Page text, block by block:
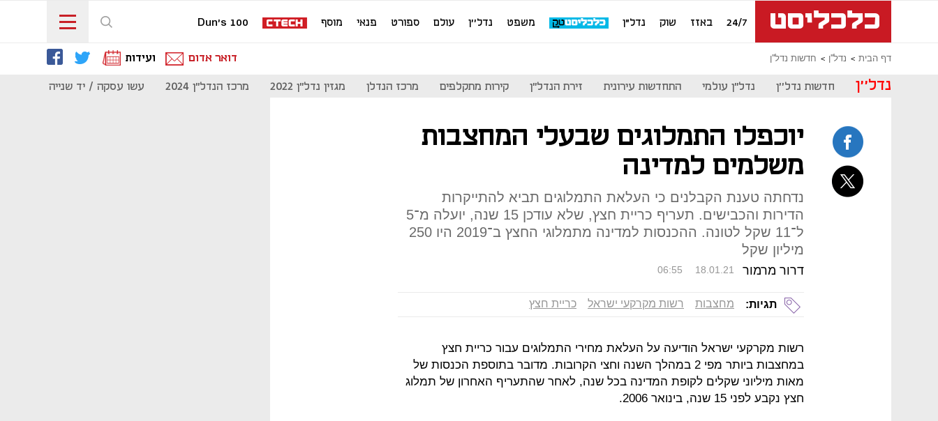
24/7 באזז שוק נדל"ן משפט נדל''ן עולם ספורט פנאי מוסף Dun's 100
דף הבית נדל''ן חדשות נדל''ן דואר אדום ועידות
נדל''ן חדשות נדל''ן נדל"ן עולמי התחדשות עירונית זירת הנדל"ן קירות מתקלפים מרכז הנדלן מגזין נדל"ן 2022 מרכז הנדל"ן 2024 עשו עסקה / יד שנייה
יוכפלו התמלוגים שבעלי המחצבות
משלמים למדינה
נדחתה טענת הקבלנים כי העלאת התמלוגים תביא להתייקרות
הדירות והכבישים. תעריף כריית חצץ, שלא עודכן 15 שנה, יועלה מ־5
ל־11 שקל לטונה. ההכנסות למדינה מתמלוגי החצץ ב־2019 היו 250
מיליון שקל
דרור מרמור 06:55 18.01.21
תגיות: מחצבות רשות מקרקעי ישראל כריית חצץ
רשות מקרקעי ישראל הודיעה על העלאת מחירי התמלוגים עבור כריית חצץ
במחצבות ביותר מפי 2 במהלך השנה וחצי הקרובות. מדובר בתוספת הכנסות של
מאות מיליוני שקלים לקופת המדינה בכל שנה, לאחר שהתעריף האחרון של תמלוג
חצץ נקבע לפני 15 שנה, בינואר 2006.